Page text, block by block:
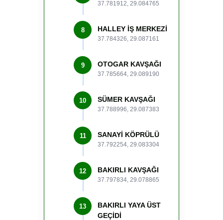
37.781912, 29.084765
8 HALLEY İŞ MERKEZİ
37.784326, 29.087161
9 OTOGAR KAVŞAĞI
37.785664, 29.089190
10 SÜMER KAVŞAĞI
37.788996, 29.087383
11 SANAYİ KÖPRÜLÜ
37.792254, 29.083304
12 BAKIRLI KAVŞAĞI
37.797834, 29.078865
13
BAKIRLI YAYA ÜST
GEÇİDİ